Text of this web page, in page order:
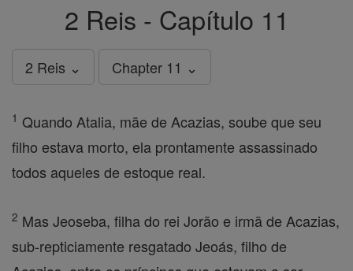
2 Reis - Capítulo 11
2 Reis ⌄ Chapter 11 ⌄
1 Quando Atalia, mãe de Acazias, soube que seu
filho estava morto, ela prontamente assassinado
todos aqueles de estoque real.
2 Mas Jeoseba, filha do rei Jorão e irmã de Acazias,
sub-repticiamente resgatado Jeoás, filho de